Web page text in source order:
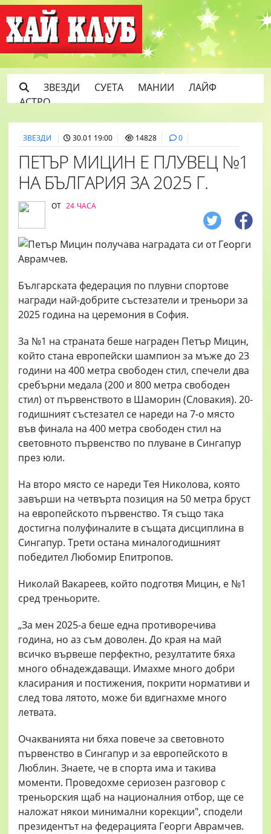
ЗВЕЗДИ СУЕТА МАНИИ
ЛАЙФ
АСТРО
ЗВЕЗДИ 30.01 19:00 14828 0
ПЕТЪР МИЦИН Е ПЛУВЕЦ №1
НА БЪЛГАРИЯ ЗА 2025 Г.
ОТ 24 ЧАСА
Българската федерация по плувни спортове
награди най-добрите състезатели и треньори за
2025 година на церемония в София.
За №1 на страната беше награден Петър Мицин,
който стана европейски шампион за мъже до 23
години на 400 метра свободен стил, спечели два
сребърни медала (200 и 800 метра свободен
стил) от първенството в Шаморин (Словакия). 20-
годишният състезател се нареди на 7-о място
във финала на 400 метра свободен стил на
световното първенство по плуване в Сингапур
през юли.
На второ място се нареди Тея Николова, която
завърши на четвърта позиция на 50 метра бруст
на европейското първенство. Тя също така
достигна полуфиналите в същата дисциплина в
Сингапур. Трети остана миналогодишният
победител Любомир Епитропов.
Николай Вакареев, който подготвя Мицин, е №1
сред треньорите.
„За мен 2025-а беше една противоречива
година, но аз съм доволен. До края на май
всичко вървеше перфектно, резултатите бяха
много обнадеждаващи. Имахме много добри
класирания и постижения, покрити нормативи и
след това лятото, може би вдигнахме много
летвата.
Очакванията ни бяха повече за световното
първенство в Сингапур и за европейското в
Люблин. Знаете, че в спорта има и такива
моменти. Проведохме сериозен разговор с
треньорския щаб на националния отбор, ще се
наложат някои минимални корекции", сподели
президентът на федерацията Георги Аврамчев.